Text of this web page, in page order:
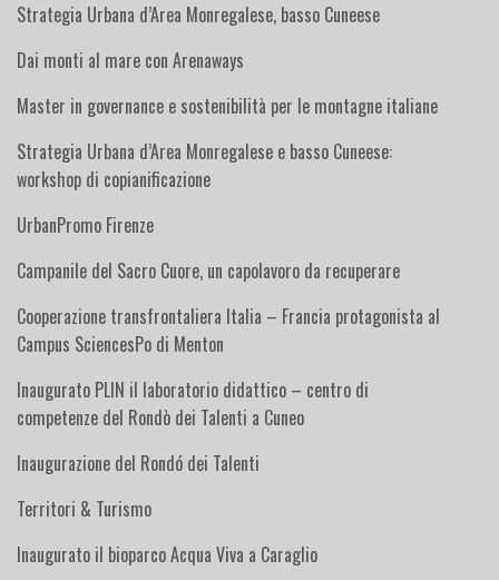
Strategia Urbana d’Area Monregalese, basso Cuneese
Dai monti al mare con Arenaways
Master in governance e sostenibilità per le montagne italiane
Strategia Urbana d’Area Monregalese e basso Cuneese:
workshop di copianificazione
UrbanPromo Firenze
Campanile del Sacro Cuore, un capolavoro da recuperare
Cooperazione transfrontaliera Italia – Francia protagonista al
Campus SciencesPo di Menton
Inaugurato PLIN il laboratorio didattico – centro di
competenze del Rondò dei Talenti a Cuneo
Inaugurazione del Rondó dei Talenti
Territori & Turismo
Inaugurato il bioparco Acqua Viva a Caraglio